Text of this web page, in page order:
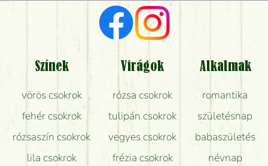
Milyen visszajelzést kapok a virágküldésről?
Tényleg azt kapom, ami a képen van?
Mit kell tudni a virágcsokrok szállításáról?
Hogy marad a lehető legtovább friss a csokor?
Tudok adventi koszorút vásárolni boltban?
Színek
vörös csokrok
fehér csokrok
rózsaszín csokrok
lila csokrok
Virágok
rózsa csokrok
tulipán csokrok
vegyes csokrok
frézia csokrok
Alkalmak
romantika
születésnap
babaszületés
névnap